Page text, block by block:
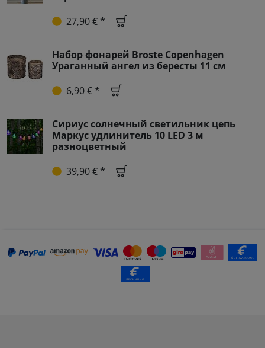
27,90 € *
Набор фонарей Broste Copenhagen
Ураганный ангел из бересты 11 см
6,90 € *
Сириус солнечный светильник цепь
Маркус удлинитель 10 LED 3 м
разноцветный
39,90 € *